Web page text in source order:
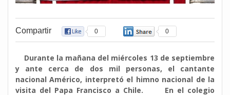
Compartir 0 0
Durante la mañana del miércoles 13 de septiembre
y ante cerca de dos mil personas, el cantante
nacional Américo, interpretó el himno nacional de la
visita del Papa Francisco a Chile.
En el colegio